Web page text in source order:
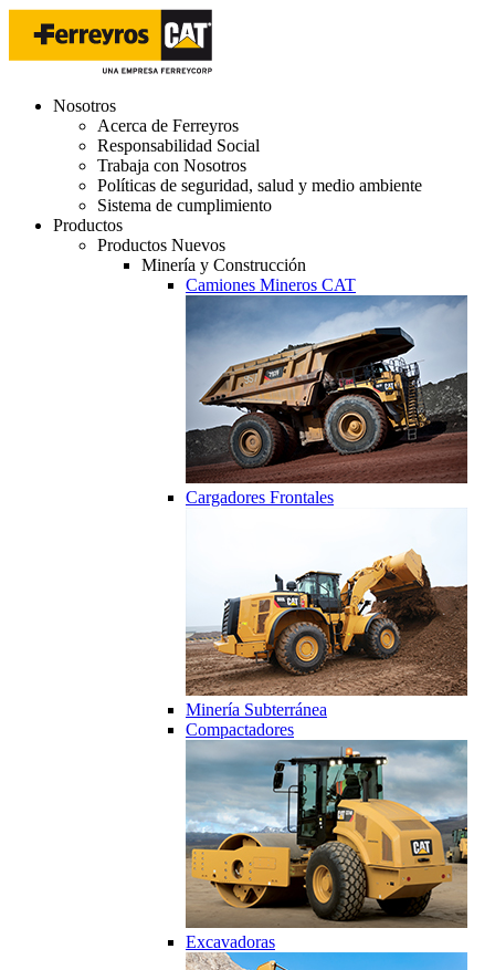
Nosotros
Acerca de Ferreyros
Responsabilidad Social
Trabaja con Nosotros
Políticas de seguridad, salud y medio ambiente
Sistema de cumplimiento
Productos
Productos Nuevos
Minería y Construcción
Camiones Mineros CAT
Cargadores Frontales
Minería Subterránea
Compactadores
Excavadoras